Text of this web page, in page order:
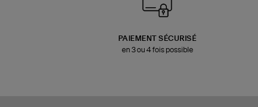
PAIEMENT SÉCURISÉ
en 3 ou 4 fois possible